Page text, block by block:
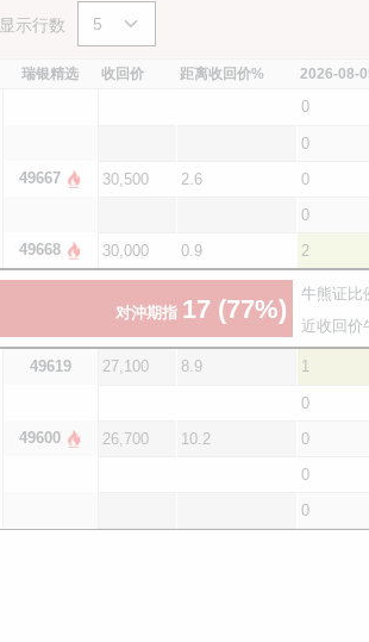
显示行数
瑞银精选 收回价 距离收回价% 2026-08-
0
0
49667 30,500 2.6 0
0
49668 30,000 0.9 2
对沖期指 17 (77%)
牛熊证比
近收回价
49619 27,100 8.9 1
0
49600 26,700 10.2 0
0
0